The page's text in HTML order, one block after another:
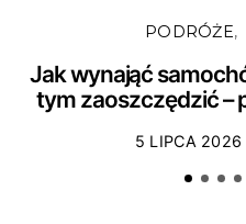
PODRÓŻE
Jak wynająć
tym zaoszczędzić –
5 LIPCA 2026